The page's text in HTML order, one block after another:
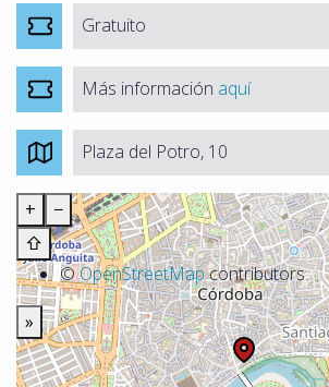
Gratuito
Más información aquí
Plaza del Potro, 10
+
−
⇧
©OpenStreetMapcontributors.
»